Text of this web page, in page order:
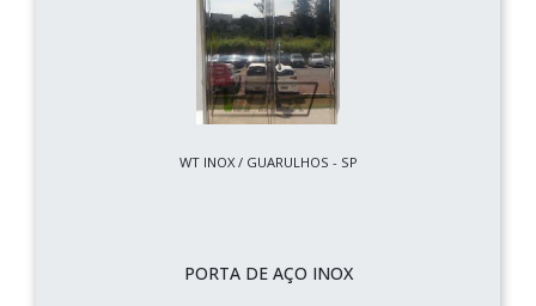
WT INOX / GUARULHOS - SP
PORTA DE AÇO INOX